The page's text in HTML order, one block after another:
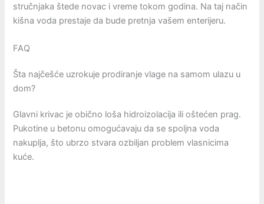
stručnjaka štede novac i vreme tokom godina. Na taj način
kišna voda prestaje da bude pretnja vašem enterijeru.
FAQ
Šta najčešće uzrokuje prodiranje vlage na samom ulazu u
dom?
Glavni krivac je obično loša hidroizolacija ili oštećen prag.
Pukotine u betonu omogućavaju da se spoljna voda
nakuplja, što ubrzo stvara ozbiljan problem vlasnicima
kuće.